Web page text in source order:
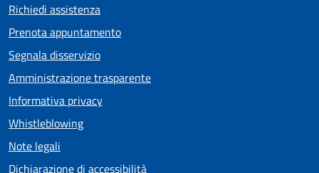
Richiedi assistenza
Prenota appuntamento
Segnala disservizio
Amministrazione trasparente
Informativa privacy
Whistleblowing
Note legali
Dichiarazione di accessibilità